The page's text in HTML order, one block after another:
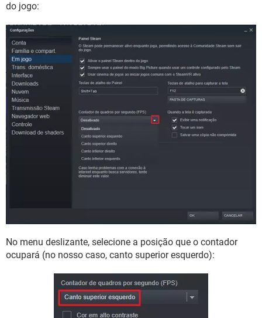
do jogo:
No menu deslizante, selecione a posição que o contador
ocupará (no nosso caso, canto superior esquerdo):